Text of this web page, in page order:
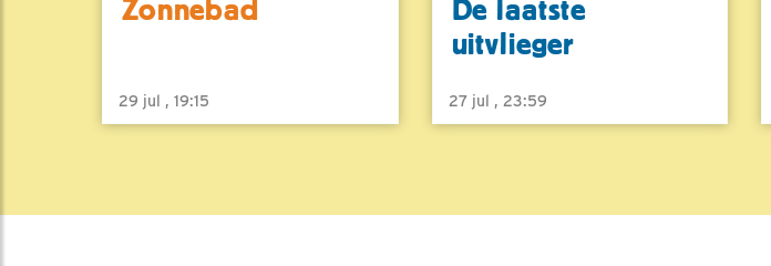
Zonnebad
29 jul , 19:15
De laatste
uitvlieger
27 jul , 23:59